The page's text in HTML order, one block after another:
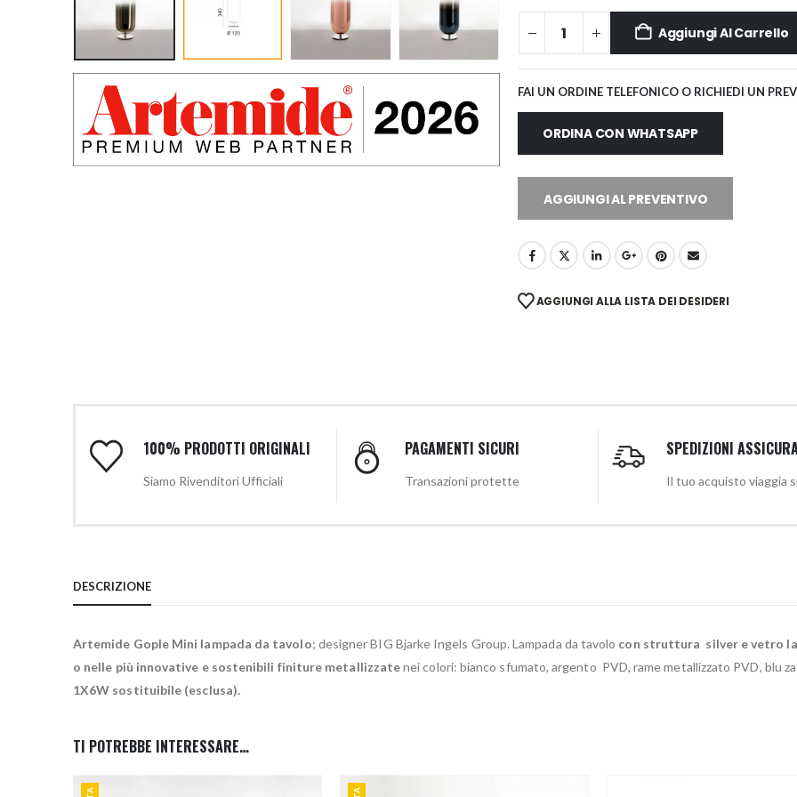
Aggiungi Al Carrello
FAI UN ORDINE TELEFONICO O RICHIEDI UN
ORDINA CON WHATSAPP
AGGIUNGI AL PREVENTIVO
AGGIUNGI ALLA LISTA DEI DESIDERI
100% PRODOTTI ORIGINALI
Siamo Rivenditori Ufficiali
PAGAMENTI SICURI
Transazioni protette
SPEDIZIONI
Il tuo acquisto viaggia
DESCRIZIONE
Artemide Gople Mini lampada da tavolo; designer BIG Bjarke Ingels Group. Lampada da tavolo con struttura silver e vetro
o nelle più innovative e sostenibili finiture metallizzatenei colori: bianco sfumato, argento PVD, rame metallizzato PVD, blu
1X6W sostituibile (esclusa).
TI POTREBBE INTERESSARE…